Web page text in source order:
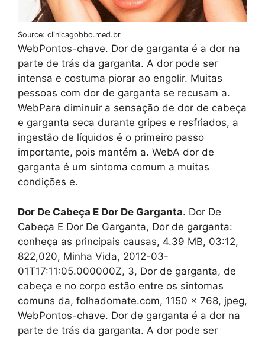
Source: clinicagobbo.med.br
WebPontos-chave. Dor de garganta é a dor na
parte de trás da garganta. A dor pode ser
intensa e costuma piorar ao engolir. Muitas
pessoas com dor de garganta se recusam a.
WebPara diminuir a sensação de dor de cabeça
e garganta seca durante gripes e resfriados, a
ingestão de líquidos é o primeiro passo
importante, pois mantém a. WebA dor de
garganta é um sintoma comum a muitas
condições e.
Dor De Cabeça E Dor De Garganta. Dor De
Cabeça E Dor De Garganta, Dor de garganta:
conheça as principais causas, 4.39 MB, 03:12,
822,020, Minha Vida, 2012-03-
01T17:11:05.000000Z, 3, Dor de garganta, de
cabeça e no corpo estão entre os sintomas
comuns da, folhadomate.com, 1150 x 768, jpeg,
WebPontos-chave. Dor de garganta é a dor na
parte de trás da garganta. A dor pode ser